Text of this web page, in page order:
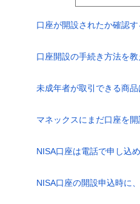
口座が開設されたか確認す
口座開設の手続き方法を教
未成年者が取引できる商品
マネックスにまだ口座を
NISA口座は電話で申し込め
NISA口座の開設申込時に